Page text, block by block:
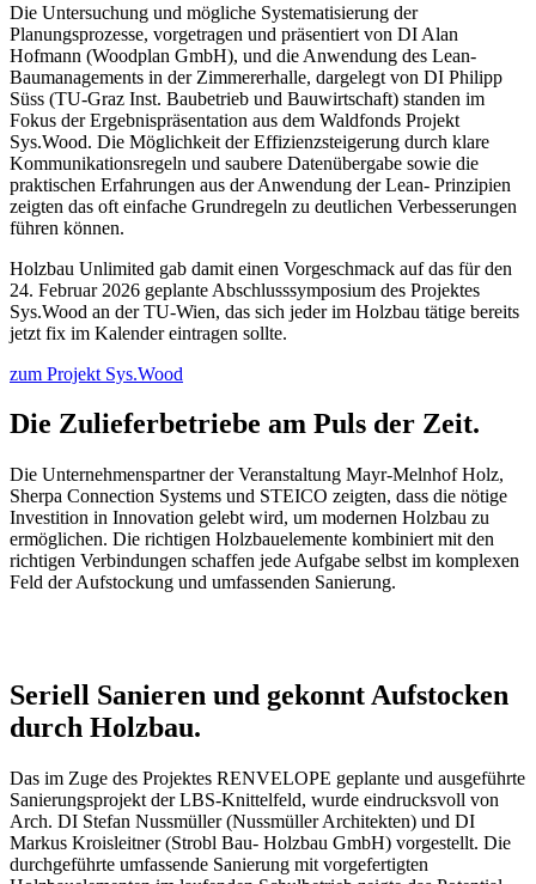
Die Untersuchung und mögliche Systematisierung der
Planungsprozesse, vorgetragen und präsentiert von DI Alan
Hofmann (Woodplan GmbH), und die Anwendung des Lean-
Baumanagements in der Zimmererhalle, dargelegt von DI Philipp
Süss (TU-Graz Inst. Baubetrieb und Bauwirtschaft) standen im
Fokus der Ergebnispräsentation aus dem Waldfonds Projekt
Sys.Wood. Die Möglichkeit der Effizienzsteigerung durch klare
Kommunikationsregeln und saubere Datenübergabe sowie die
praktischen Erfahrungen aus der Anwendung der Lean- Prinzipien
zeigten das oft einfache Grundregeln zu deutlichen Verbesserungen
führen können.
Holzbau Unlimited gab damit einen Vorgeschmack auf das für den
24. Februar 2026 geplante Abschlusssymposium des Projektes
Sys.Wood an der TU-Wien, das sich jeder im Holzbau tätige bereits
jetzt fix im Kalender eintragen sollte.
zum Projekt Sys.Wood
Die Zulieferbetriebe am Puls der Zeit.
Die Unternehmenspartner der Veranstaltung Mayr-Melnhof Holz,
Sherpa Connection Systems und STEICO zeigten, dass die nötige
Investition in Innovation gelebt wird, um modernen Holzbau zu
ermöglichen. Die richtigen Holzbauelemente kombiniert mit den
richtigen Verbindungen schaffen jede Aufgabe selbst im komplexen
Feld der Aufstockung und umfassenden Sanierung.
Seriell Sanieren und gekonnt Aufstocken
durch Holzbau.
Das im Zuge des Projektes RENVELOPE geplante und ausgeführte
Sanierungsprojekt der LBS-Knittelfeld, wurde eindrucksvoll von
Arch. DI Stefan Nussmüller(NussmüllerArchitekten) und DI
Markus Kroisleitner(Strobl Bau- Holzbau GmbH) vorgestellt. Die
durchgeführte umfassende Sanierung mit vorgefertigten